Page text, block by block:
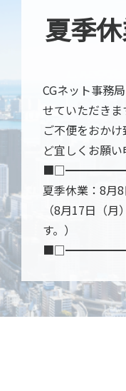
夏季
CGネット事務
せていただきま
ご不便をおか
ど宜しくお願い
夏季休業：8月8
（8月17日（
す。）